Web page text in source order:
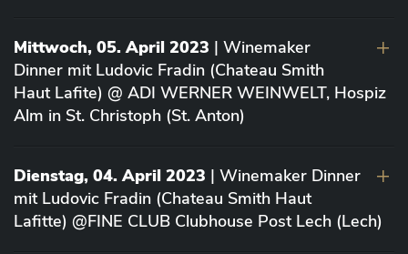
Mittwoch, 05. April 2023 | Winemaker
Dinner mit Ludovic Fradin (Chateau Smith
Haut Lafite) @ ADI WERNER WEINWELT, Hospiz
Alm in St. Christoph (St. Anton)
Dienstag, 04. April 2023 | Winemaker Dinner
mit Ludovic Fradin (Chateau Smith Haut
Lafitte) @FINE CLUB Clubhouse Post Lech (Lech)